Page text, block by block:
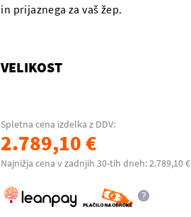
in prijaznega za vaš žep.
VELIKOST
Spletna cena izdelka z DDV:
2.789,10 €
Najnižja cena v zadnjih 30-tih dneh: 2.789,10 €